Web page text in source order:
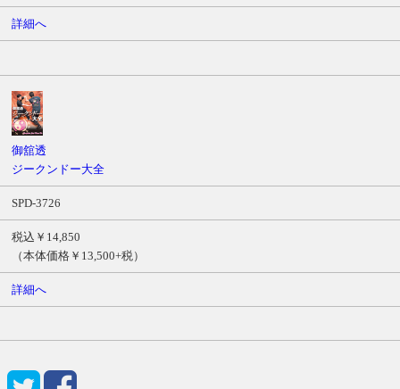
詳細へ
御舘透
ジークンドー大全
SPD-3726
税込￥14,850
（本体価格￥13,500+税）
詳細へ